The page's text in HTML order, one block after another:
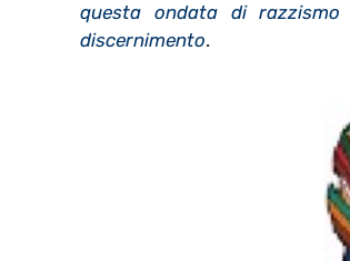
questa ondata di
discernimento.